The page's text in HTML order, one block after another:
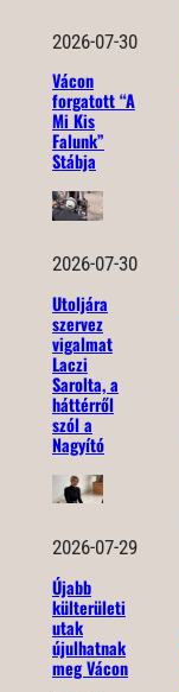
2026-07-30
Vácon
forgatott “A
Mi Kis
Falunk”
Stábja
2026-07-30
Utoljára
szervez
vigalmat
Laczi
Sarolta, a
háttérről
szól a
Nagyító
2026-07-29
Újabb
külterületi
utak
újulhatnak
meg Vácon